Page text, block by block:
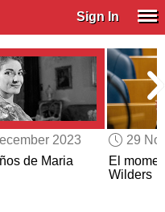
Sign In
2023
de Maria
29
El
Wilders